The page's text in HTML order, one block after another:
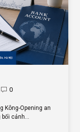
0
Kông-Opening an
cảnh…